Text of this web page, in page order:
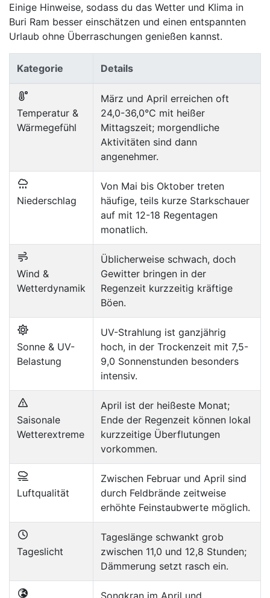
Einige Hinweise, sodass du das Wetter und Klima in
Buri Ram besser einschätzen und einen entspannten
Urlaub ohne Überraschungen genießen kannst.
Kategorie Details
Temperatur &
Wärmegefühl
März und April erreichen oft
24,0-36,0°C mit heißer
Mittagszeit; morgendliche
Aktivitäten sind dann
angenehmer.
Niederschlag
Von Mai bis Oktober treten
häufige, teils kurze Starkschauer
auf mit 12-18 Regentagen
monatlich.
Wind &
Wetterdynamik
Üblicherweise schwach, doch
Gewitter bringen in der
Regenzeit kurzzeitig kräftige
Böen.
Sonne & UV-
Belastung
UV-Strahlung ist ganzjährig
hoch, in der Trockenzeit mit 7,5-
9,0 Sonnenstunden besonders
intensiv.
Saisonale
Wetterextreme
April ist der heißeste Monat;
Ende der Regenzeit können lokal
kurzzeitige Überflutungen
vorkommen.
Luftqualität
Zwischen Februar und April sind
durch Feldbrände zeitweise
erhöhte Feinstaubwerte möglich.
Tageslicht
Tageslänge schwankt grob
zwischen 11,0 und 12,8 Stunden;
Dämmerung setzt rasch ein.
Songkran im April und